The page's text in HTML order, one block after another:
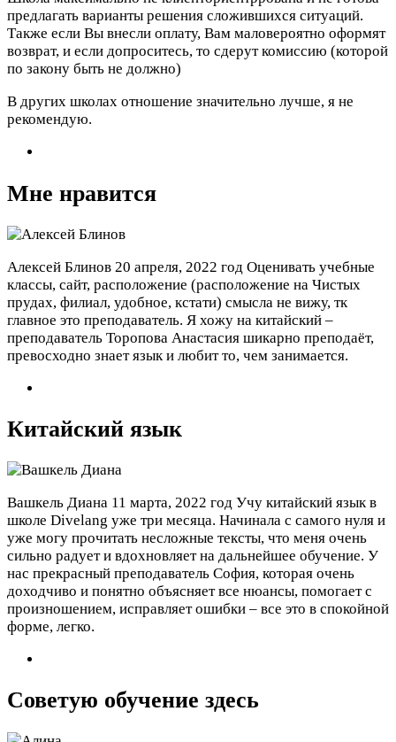
предлагать варианты решения сложившихся ситуаций.
Также если Вы внесли оплату, Вам маловероятно оформят
возврат, и если допроситесь, то сдерут комиссию (которой
по закону быть не должно)
В других школах отношение значительно лучше, я не
рекомендую.
Мне нравится
Алексей Блинов 20 апреля, 2022 год Оценивать учебные
классы, сайт, расположение (расположение на Чистых
прудах, филиал, удобное, кстати) смысла не вижу, тк
главное это преподаватель. Я хожу на китайский –
преподаватель Торопова Анастасия шикарно преподаёт,
превосходно знает язык и любит то, чем занимается.
Китайский язык
Вашкель Диана 11 марта, 2022 год Учу китайский язык в
школе Divelang уже три месяца. Начинала с самого нуля и
уже могу прочитать несложные тексты, что меня очень
сильно радует и вдохновляет на дальнейшее обучение. У
нас прекрасный преподаватель София, которая очень
доходчиво и понятно объясняет все нюансы, помогает с
произношением, исправляет ошибки – все это в спокойной
форме, легко.
Советую обучение здесь